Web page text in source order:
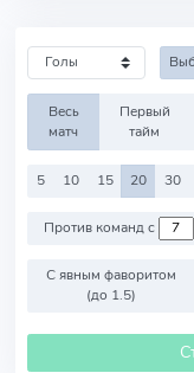
Весь
матч
Первый
тайм
5 10 15 20 30
Против команд с
С явным фаворитом
(до 1.5)